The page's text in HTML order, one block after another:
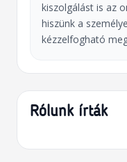
kiszolgálást is az
hiszünk a
kézzelfogható
Rólunk írták